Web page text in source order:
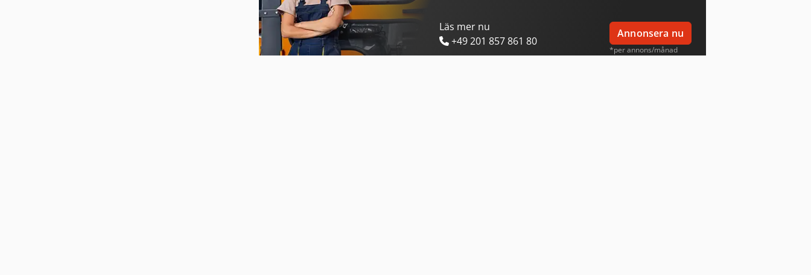
Läs mer nu
+49 201 857 861 80
Annonsera nu
*per annons/månad